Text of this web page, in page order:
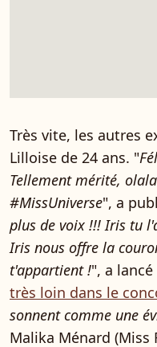
Très vite, les autres
Lilloise de 24 ans. "
Tellement mérité,
#MissUniverse", a
plus de voix !!! Iris tu
Iris nous offre la
t'appartient !", a
très loin dans le
sonnent comme une
Malika Ménard (Miss